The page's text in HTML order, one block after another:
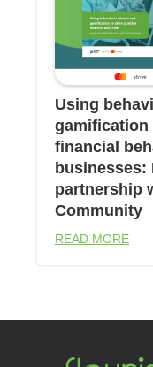
Using
financial
businesses:
partnership
Community
READ MORE